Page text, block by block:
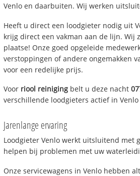
Venlo en daarbuiten. Wij werken
Heeft u direct een loodgieter nodig uit
krijg direct een vakman aan de lijn.
plaatse! Onze goed opgeleide
verstoppingen of andere ongemakken
voor een redelijke prijs.
Voor riool reiniging belt u deze nacht
verschillende loodgieters actief in
Jarenlange ervaring
Loodgieter Venlo werkt uitsluitend met
helpen bij problemen met uw
Onze servicewagens in Venlo hebben